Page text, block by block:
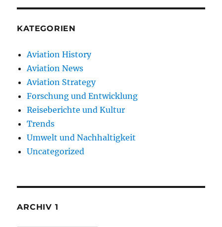
KATEGORIEN
Aviation History
Aviation News
Aviation Strategy
Forschung und Entwicklung
Reiseberichte und Kultur
Trends
Umwelt und Nachhaltigkeit
Uncategorized
ARCHIV 1